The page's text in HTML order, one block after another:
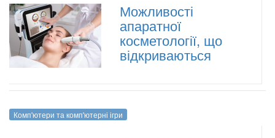
Можливості
апаратної
косметології, що
відкриваються
Комп'ютери та комп'ютерні ігри